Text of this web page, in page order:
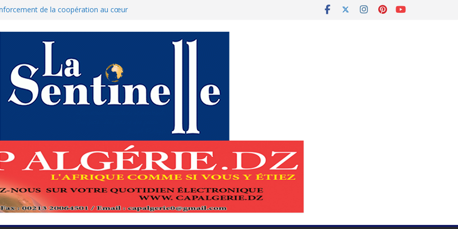
de la coopération au cœur
accélère la reconquête de son tissu
: Le ministère des Finances dément
des nouvelles mesures
protéger El-Qods
à-tête diplomatiques en marge du